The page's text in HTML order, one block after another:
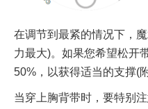
在调节到最紧的情况下，
力最大)。如果您希望松开
50%，以获得适当的支撑(
当穿上胸背带时，要特别